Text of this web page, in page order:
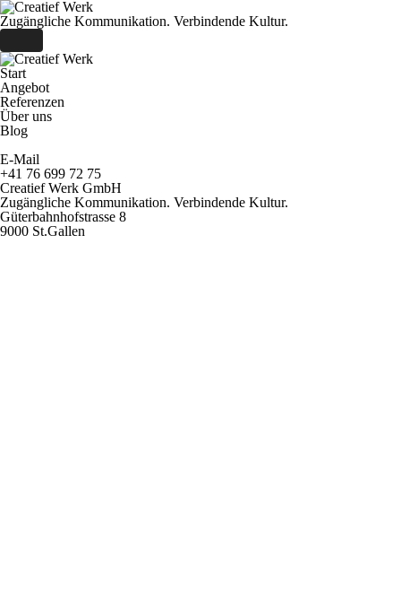
Zugängliche Kommunikation. Verbindende Kultur.
Start
Angebot
Referenzen
Über uns
Blog
E-Mail
+41 76 699 72 75
Creatief Werk GmbH
Zugängliche Kommunikation. Verbindende Kultur.
Güterbahnhofstrasse 8
9000 St.Gallen